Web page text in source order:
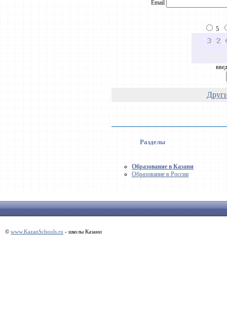
Email
5
Разделы
Образование в Казани
Образование в России
© www.KazanSchools.ru - школы Казани